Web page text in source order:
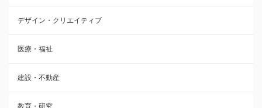
デザイン・クリエイティブ
医療・福祉
建設・不動産
教育・研究